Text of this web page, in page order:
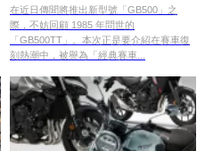
的英倫賽車
在近日傳聞將推出新型號「GB500」之
際，不妨回顧 1985 年問世的
「GB500TT」。本次正是要介紹在賽車復
刻熱潮中，被譽為「經典賽車...